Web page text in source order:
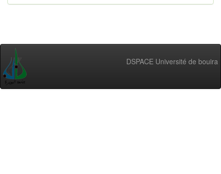
DSPACE Université de bouira